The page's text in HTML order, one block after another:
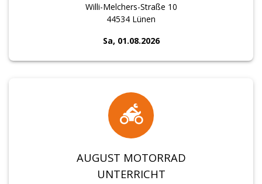
Willi-Melchers-Straße 10
44534 Lünen
Sa, 01.08.2026
AUGUST MOTORRAD
UNTERRICHT